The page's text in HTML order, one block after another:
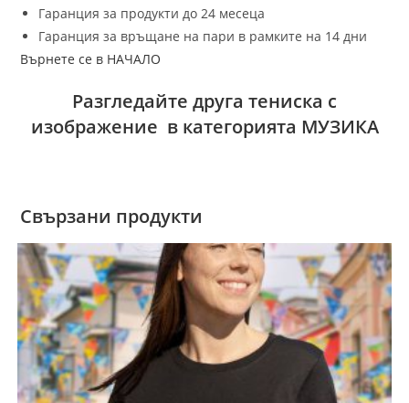
Гаранция за продукти до 24 месеца
Гаранция за връщане на пари в рамките на 14 дни
Върнете се в НАЧАЛО
Разгледайте друга тениска с
изображение в категорията МУЗИКА
Свързани продукти